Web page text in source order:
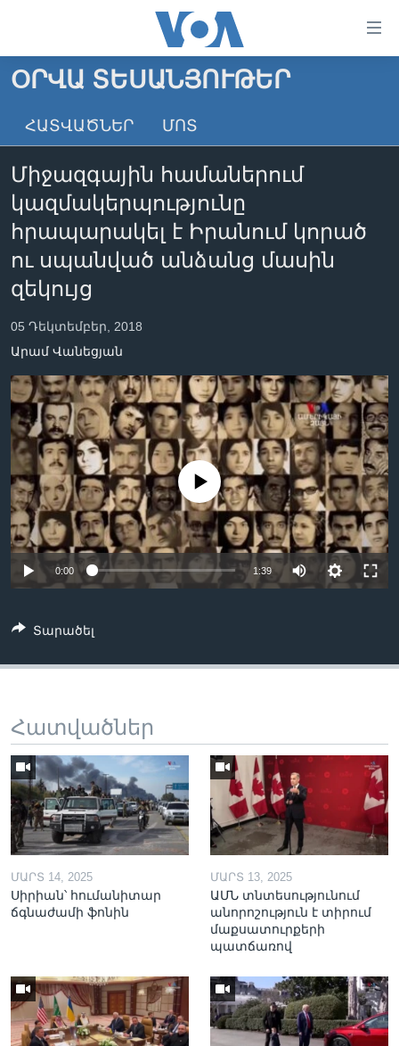
անցնել
հիմնական
անցնել
բովանդակությանը
հիմնական
բովանդակություն
ԳԼԽԱՎՈՐ ԷՋ
ԼՈՒՐԵՐ
ՏԵՍԱՆՅՈՒԹԵՐ
ՖԻԼՄԵՐ
ՖԻԼՄԵՐ
IN ENGLISH
ՄԵՐ ՄԱՍԻՆ
ՄԵՐ ՄԱՍԻՆ
«ԱՄԵՐԻԿԱՅԻ ՁԱՅՆ»-Ի ԿԱՆՈՆԱԴՐՈՒԹՅՈՒՆ
ԿԱՊ ՄԵԶ ՀԵՏ
ՈՒԿՐԱԻՆԱԿԱՆ ՊԱՏԵՐԱԶՄ
Learning English
ՀԵՏԵՒԵՔ ՄԵԶ
Լեզուներ
ՕՐՎԱ ՏԵՍԱՆՅՈՒԹԵՐ
ՀԱՏՎԱԾՆԵՐ ՄՈՏ
Միջազգային համաներում
կազմակերպությունը
հրապարակել է Իրանում կորած
ու սպանված անձանց մասին
զեկույց
05 Դեկտեմբեր, 2018
Արամ Վանեցյան
No media source currently available
0:00 1:39
Տարածել
Հատվածներ
ՄԱՐՏ 14, 2025
Սիրիան՝ հումանիտար
ճգնաժամի ֆոնին
ՄԱՐՏ 13, 2025
ԱՄՆ տնտեսությունում
անորոշություն է տիրում
մաքսատուրքերի
պատճառով